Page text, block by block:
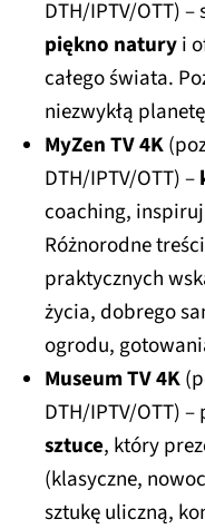
DTH/IPTV/OTT)
piękno naturyi
całego świata.
niezwykłą
MyZen TV 4K
DTH/IPTV/OTT) –
coaching,
Różnorodne
praktycznych
życia, dobrego
ogrodu,
Museum TV 4K
DTH/IPTV/OTT)
sztuce, który
(klasyczne,
sztukę uliczną,